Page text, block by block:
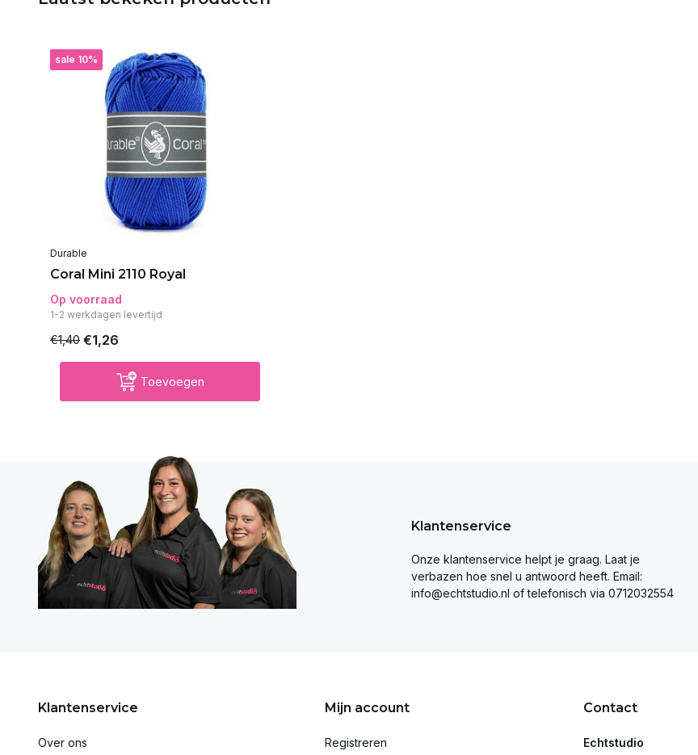
sale 10%
Durable
Coral Mini 2110 Royal
Op voorraad
1-2 werkdagen levertijd
€1,40 €1,26
Toevoegen
Klantenservice
Onze klantenservice helpt je graag. Laat je
verbazen hoe snel u antwoord heeft. Email:
info@echtstudio.nl of telefonisch via 0712032554
Klantenservice
Over ons
Mijn account
Registreren
Contact
Echtstudio